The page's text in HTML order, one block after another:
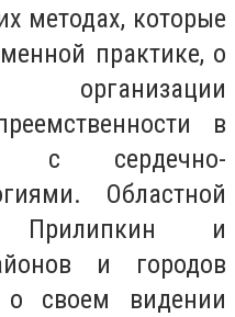
методах, которые
практике, о
в
с сердечно-
Областной
Прилипкин и
и городов
о своем видении